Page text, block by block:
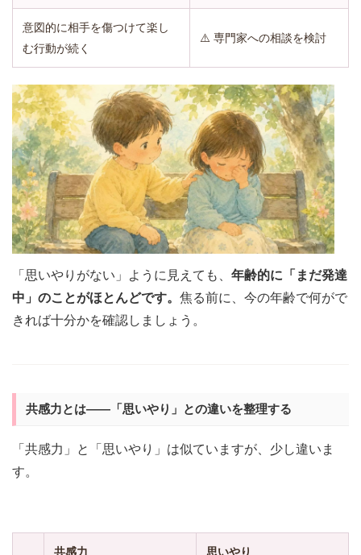
意図的に相手を傷つけて楽し
む行動が続く
⚠️ 専門家への相談を検討
「思いやりがない」ように見えても、 年齢的に「まだ発達
中」のことがほとんどです。 焦る前に、今の年齢で何がで
きれば十分かを確認しましょう。
共感力とは——「思いやり」との違いを整理する
「共感力」と「思いやり」は似ていますが、少し違いま
す。
共感力 思いやり